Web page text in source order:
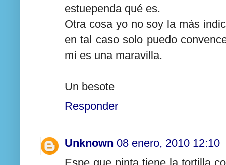
estuependa qué es.
Otra cosa yo no soy la más
en tal caso solo puedo
mí es una maravilla.
Un besote
Responder
Unknown 08 enero, 2010 12:10